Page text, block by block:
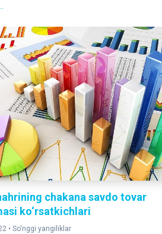
chakana savdo tovar
ko‘rsatkichlari
• So'nggi yangiliklar